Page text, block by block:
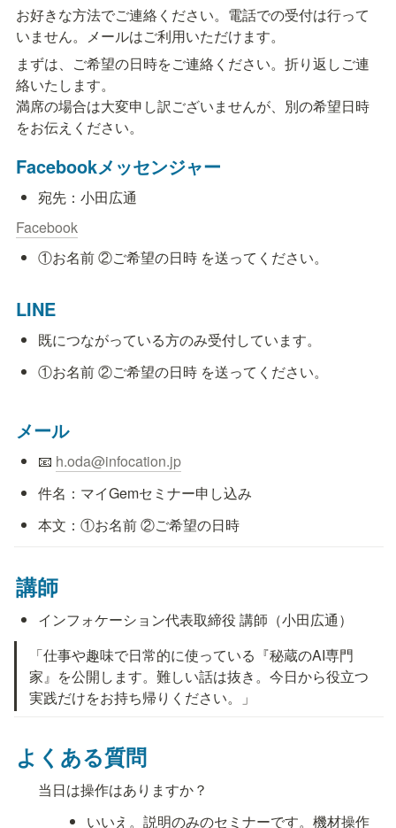
お好きな方法でご連絡ください。電話での受付は行って
いません。メールはご利用いただけます。
まずは、ご希望の日時をご連絡ください。折り返しご連
絡いたします。
満席の場合は大変申し訳ございませんが、別の希望日時
をお伝えください。
Facebookメッセンジャー
宛先：小田広通
Facebook
①お名前 ②ご希望の日時 を送ってください。
LINE
既につながっている方のみ受付しています。
①お名前 ②ご希望の日時 を送ってください。
メール
📧 h.oda@infocation.jp
件名：マイGemセミナー申し込み
本文：①お名前 ②ご希望の日時
講師
インフォケーション代表取締役 講師（小田広通）
「仕事や趣味で日常的に使っている『秘蔵のAI専門
家』を公開します。難しい話は抜き。今日から役立つ
実践だけをお持ち帰りください。」
よくある質問
当日は操作はありますか？
いいえ。説明のみのセミナーです。機材操作